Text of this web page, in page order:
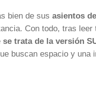
bien de sus asientos
Con todo, tras leer
se trata de la versión
buscan espacio y una